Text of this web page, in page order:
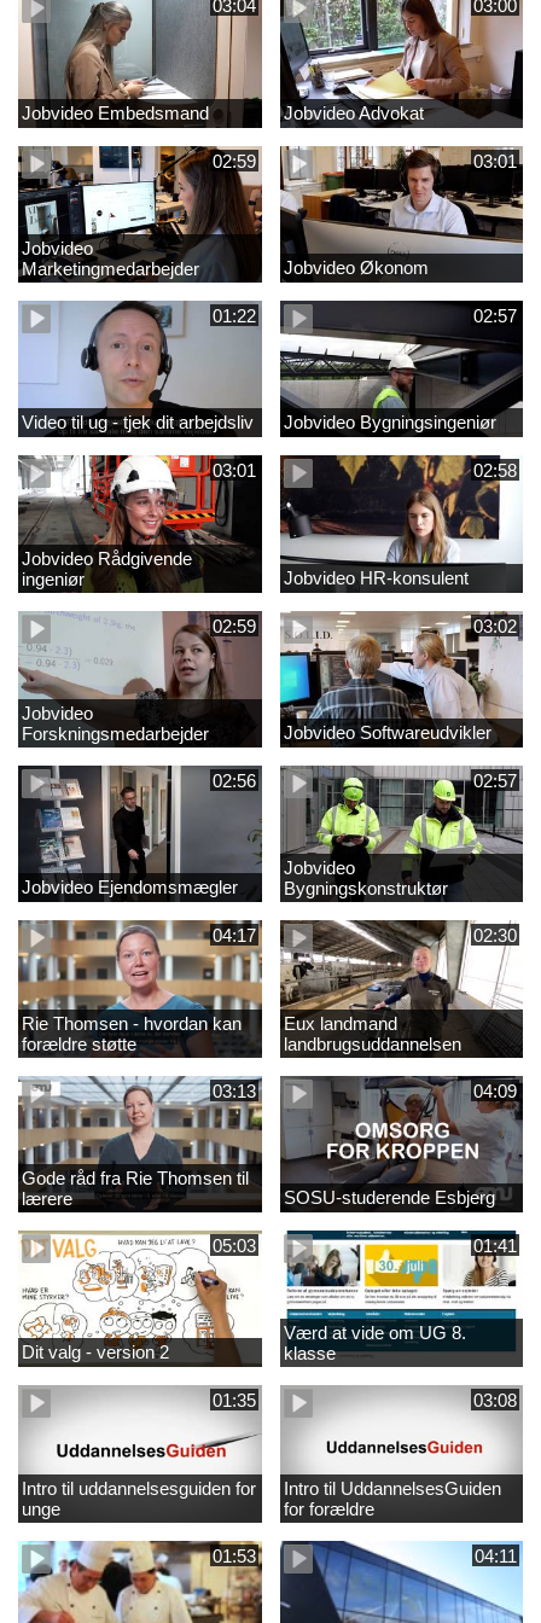
03:04
Jobvideo Embedsmand
03:00
Jobvideo Advokat
02:59
Jobvideo
Marketingmedarbejder
03:01
Jobvideo Økonom
01:22
Video til ug - tjek dit arbejdsliv
02:57
Jobvideo Bygningsingeniør
03:01
Jobvideo Rådgivende
ingeniør
02:58
Jobvideo HR-konsulent
02:59
Jobvideo
Forskningsmedarbejder
03:02
Jobvideo Softwareudvikler
02:56
Jobvideo Ejendomsmægler
02:57
Jobvideo
Bygningskonstruktør
04:17
Rie Thomsen - hvordan kan
forældre støtte
02:30
Eux landmand
landbrugsuddannelsen
03:13
Gode råd fra Rie Thomsen til
lærere
04:09
SOSU-studerende Esbjerg
05:03
Dit valg - version 2
01:41
Værd at vide om UG 8.
klasse
01:35
Intro til uddannelsesguiden for
unge
03:08
Intro til UddannelsesGuiden
for forældre
01:53 04:11